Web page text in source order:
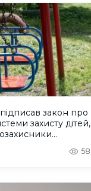
закон про
захисту дітей,
58